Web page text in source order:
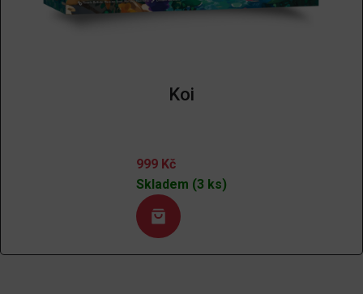
Koi
999 Kč
Skladem (3 ks)